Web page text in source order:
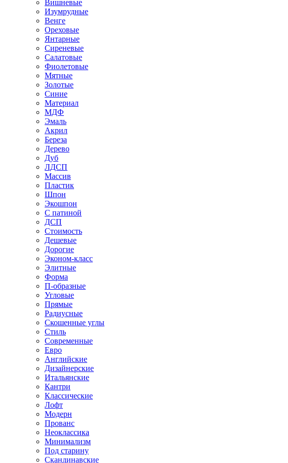
Вишневые
Изумрудные
Венге
Ореховые
Янтарные
Сиреневые
Салатовые
Фиолетовые
Мятные
Золотые
Синие
Материал
МДФ
Эмаль
Акрил
Береза
Дерево
Дуб
ЛДСП
Массив
Пластик
Шпон
Экошпон
С патиной
ДСП
Стоимость
Дешевые
Дорогие
Эконом-класс
Элитные
Форма
П-образные
Угловые
Прямые
Радиусные
Скошенные углы
Стиль
Современные
Евро
Английские
Дизайнерские
Итальянские
Кантри
Классические
Лофт
Модерн
Прованс
Неоклассика
Минимализм
Под старину
Скандинавские